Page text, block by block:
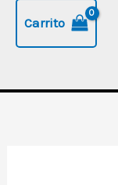
Carrito